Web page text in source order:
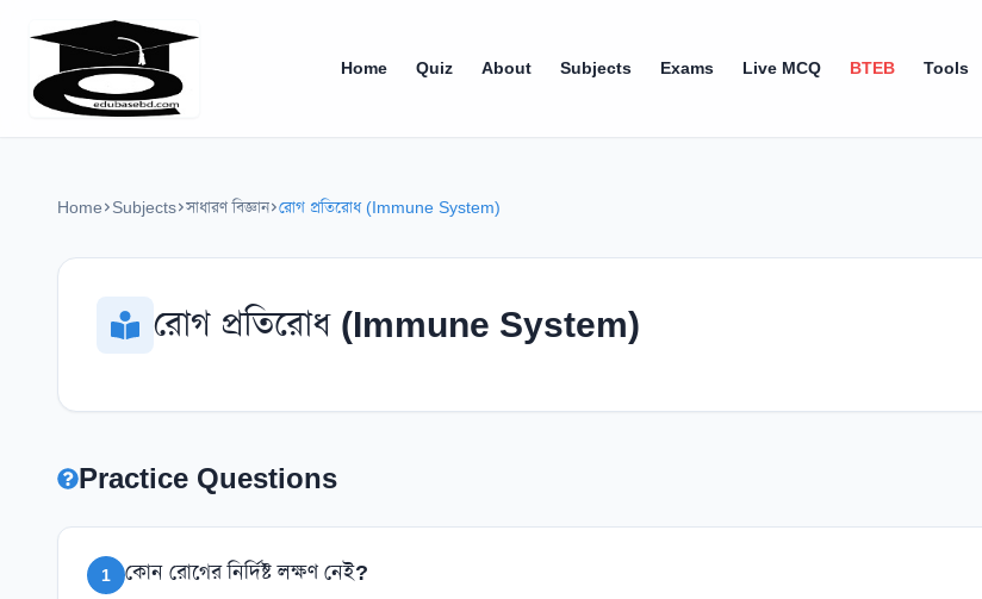
Home Quiz About Subjects Exams Live MCQ BTEB Tools
Home Subjects সাধারণ বিজ্ঞান রোগ প্রতিরোধ (Immune System)
রোগ প্রতিরোধ (Immune System)
Practice Questions
1 কোন রোগের নির্দিষ্ট লক্ষণ নেই?